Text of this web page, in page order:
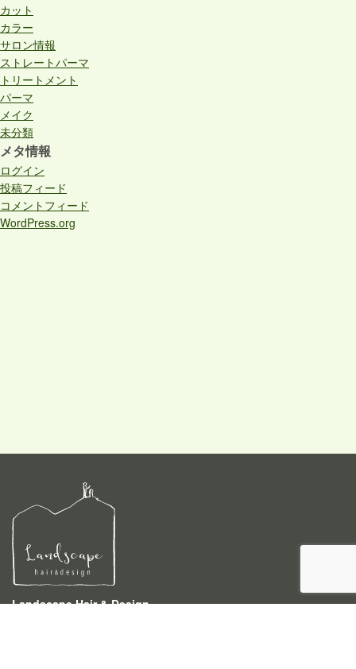
カット
カラー
サロン情報
ストレートパーマ
トリートメント
パーマ
メイク
未分類
メタ情報
ログイン
投稿フィード
コメントフィード
WordPress.org
Landscape Hair & Design